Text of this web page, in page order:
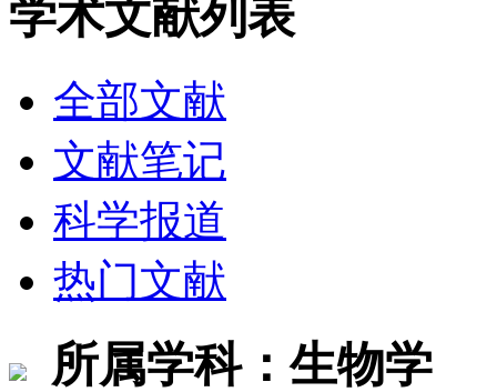
学术文献列表
全部文献
文献笔记
科学报道
热门文献
所属学科：生物学